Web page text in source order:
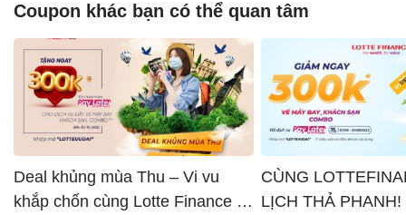
Coupon khác bạn có thể quan tâm
Deal khủng mùa Thu – Vi vu
khắp chốn cùng Lotte Finance x
CÙNG
LỊCH THẢ PHANH!